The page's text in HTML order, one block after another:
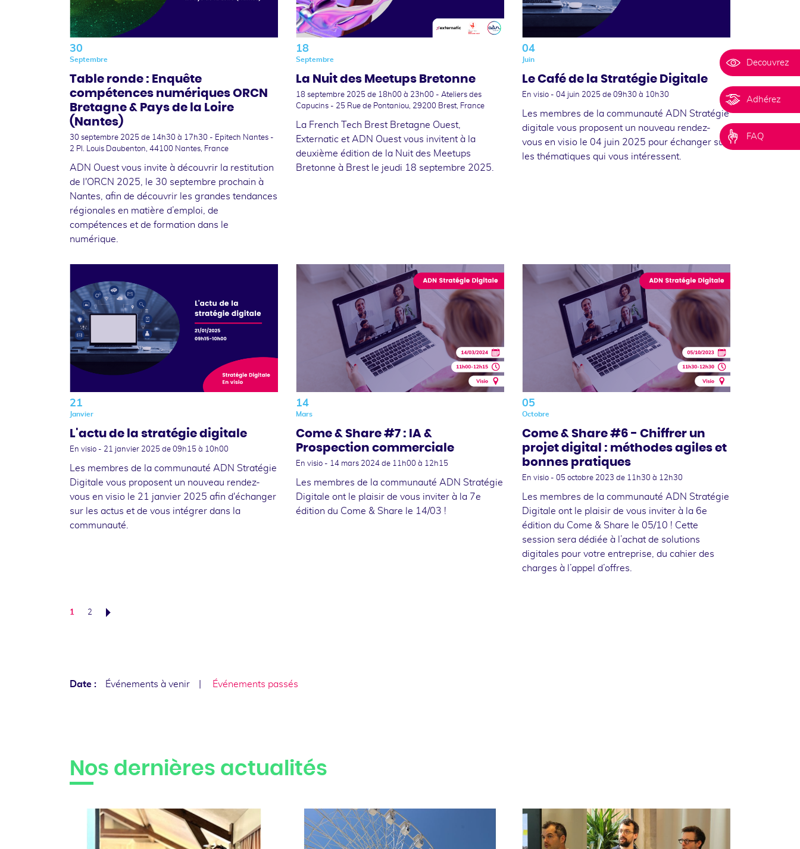
30
Septembre
Table ronde : Enquête
compétences numériques ORCN
Bretagne & Pays de la Loire
(Nantes)
30 septembre 2025 de 14h30 à 17h30 - Epitech Nantes -
2 Pl. Louis Daubenton, 44100 Nantes, France
ADN Ouest vous invite à découvrir la restitution
de l'ORCN 2025, le 30 septembre prochain à
Nantes, afin de découvrir les grandes tendances
régionales en matière d’emploi, de
compétences et de formation dans le
numérique.
18
Septembre
La Nuit des Meetups Bretonne
18 septembre 2025 de 18h00 à 23h00 - Ateliers des
Capucins - 25 Rue de Pontaniou, 29200 Brest, France
La French Tech Brest Bretagne Ouest,
Externatic et ADN Ouest vous invitent à la
deuxième édition de la Nuit des Meetups
Bretonne à Brest le jeudi 18 septembre 2025.
04
Juin
Le Café de la Stratégie Digitale
En visio - 04 juin 2025 de 09h30 à 10h30
Les membres de la communauté ADN Stratégie
digitale vous proposent un nouveau rendez-
vous en visio le 04 juin 2025 pour échanger sur
les thématiques qui vous intéressent.
21
Janvier
L'actu de la stratégie digitale
En visio - 21 janvier 2025 de 09h15 à 10h00
Les membres de la communauté ADN Stratégie
Digitale vous proposent un nouveau rendez-
vous en visio le 21 janvier 2025 afin d'échanger
sur les actus et de vous intégrer dans la
communauté.
14
Mars
Come & Share #7 : IA &
Prospection commerciale
En visio - 14 mars 2024 de 11h00 à 12h15
Les membres de la communauté ADN Stratégie
Digitale ont le plaisir de vous inviter à la 7e
édition du Come & Share le 14/03 !
05
Octobre
Come & Share #6 - Chiffrer un
projet digital : méthodes agiles et
bonnes pratiques
En visio - 05 octobre 2023 de 11h30 à 12h30
Les membres de la communauté ADN Stratégie
Digitale ont le plaisir de vous inviter à la 6e
édition du Come & Share le 05/10 ! Cette
session sera dédiée à l’achat de solutions
digitales pour votre entreprise, du cahier des
charges à l’appel d’offres.
1 2
Date : Événements à venir Événements passés
Decouvrez
Adhérez
FAQ
Nos dernières actualités